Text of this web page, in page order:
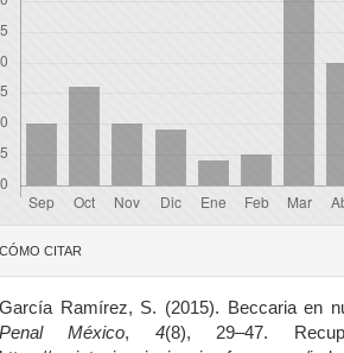
CÓMO CITAR
García Ramírez, S. (2015). Beccaria en
Penal México, 4(8), 29–47.